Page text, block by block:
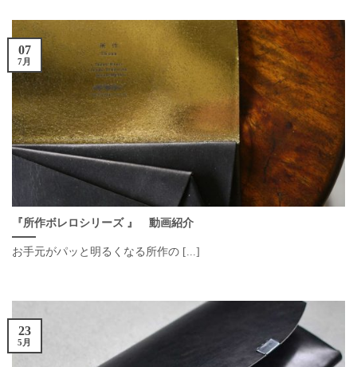
『所作ボレロシリーズ 』 動画紹介
お手元がパッと明るくなる所作の [...]
07
7月
23
5月